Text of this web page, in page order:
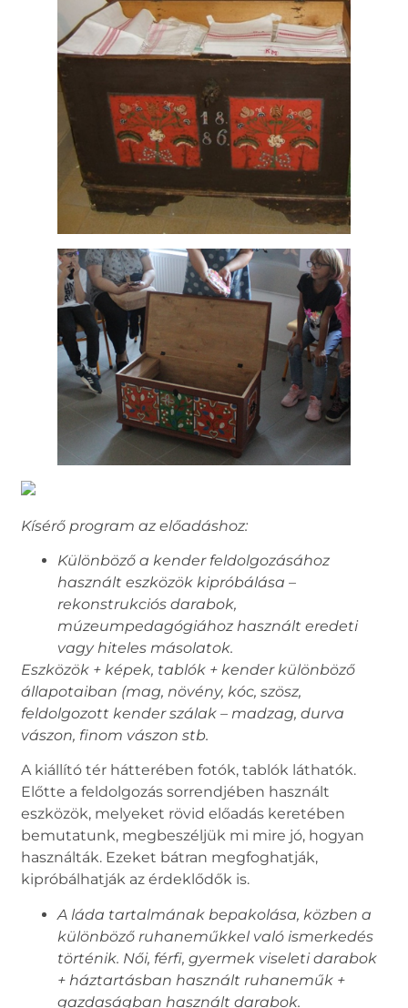
Kísérő program az előadáshoz:
Különböző a kender feldolgozásához
használt eszközök kipróbálása –
rekonstrukciós darabok,
múzeumpedagógiához használt eredeti
vagy hiteles másolatok.
Eszközök + képek, tablók + kender különböző
állapotaiban (mag, növény, kóc, szösz,
feldolgozott kender szálak – madzag, durva
vászon, finom vászon stb.
A kiállító tér hátterében fotók, tablók láthatók.
Előtte a feldolgozás sorrendjében használt
eszközök, melyeket rövid előadás keretében
bemutatunk, megbeszéljük mi mire jó, hogyan
használták. Ezeket bátran megfoghatják,
kipróbálhatják az érdeklődők is.
A láda tartalmának bepakolása, közben a
különböző ruhaneműkkel való ismerkedés
történik. Női, férfi, gyermek viseleti darabok
+ háztartásban használt ruhaneműk +
gazdaságban használt darabok.